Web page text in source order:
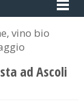
vino bio
ad Ascoli